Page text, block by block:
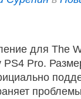
для The
PS4 Pro.